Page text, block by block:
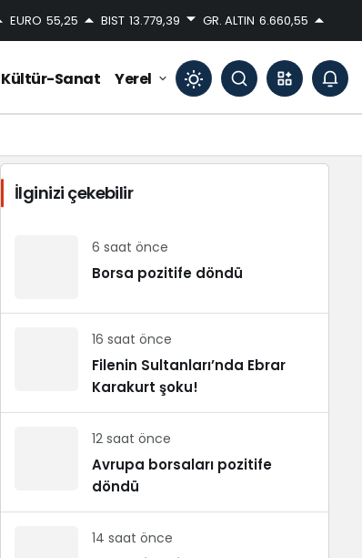
EURO 55,25 BIST 13.779,39 GR. ALTIN 6.660,55
Kültür-Sanat Yerel
Mod
değiştir
Gündüz modunu seçin.
Gece modunu seçin.
Sistem modunu seçin.
İlginizi çekebilir
6 saat önce
Borsa pozitife döndü
16 saat önce
Filenin Sultanları’nda Ebrar
Karakurt şoku!
12 saat önce
Avrupa borsaları pozitife
döndü
14 saat önce